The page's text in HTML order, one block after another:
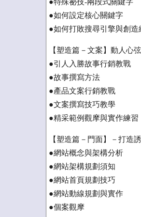
●特殊祕技-兩段式關鍵字
●如何設定核心關鍵字
●如何打敗搜尋引擎與創造
【塑造篇－文案】動人心
●引人入勝故事行銷教戰
●故事撰寫方法
●產品文案行銷教戰
●文案撰寫技巧教學
●精采範例觀摩與實作練習
【塑造篇－門面】－打造
●網站概念與架構分析
●網站架構規劃須知
●網站首頁規劃技巧
●網站動線規劃與實作
●個案觀摩